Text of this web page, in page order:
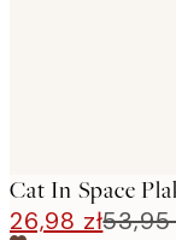
Cat In Space
26,98 zł53,95